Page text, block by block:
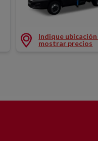
Indique ubicación
mostrar precios